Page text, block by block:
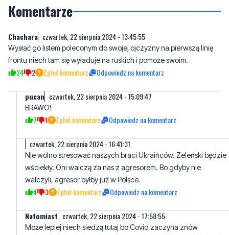
Komentarze
Chachara czwartek, 22 sierpnia 2024 - 13:45:55
Wysłać go listem poleconym do swojej ojczyzny na pierwszą linię
frontu niech tam się wyładuje na ruskich i pomoże swoim.
24 2 Zgłoś komentarz Odpowiedz na komentarz
pucan czwartek, 22 sierpnia 2024 - 15:09:47
BRAWO!
7 1 Zgłoś komentarz Odpowiedz na komentarz
czwartek, 22 sierpnia 2024 - 16:41:31
Nie wolno stresować naszych braci Ukraińców. Zeleński będzie
wściekły. Oni walczą za nas z agresorem. Bo gdyby nie
walczyli, agresor byłby już w Polsce.
4 3 Zgłoś komentarz Odpowiedz na komentarz
Natomiast czwartek, 22 sierpnia 2024 - 17:58:55
Może lepiej niech siedzą tutaj bo Covid zaczyna znów